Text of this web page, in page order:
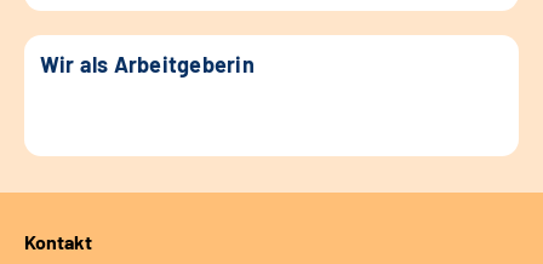
Wir als Arbeitgeberin
Kontakt